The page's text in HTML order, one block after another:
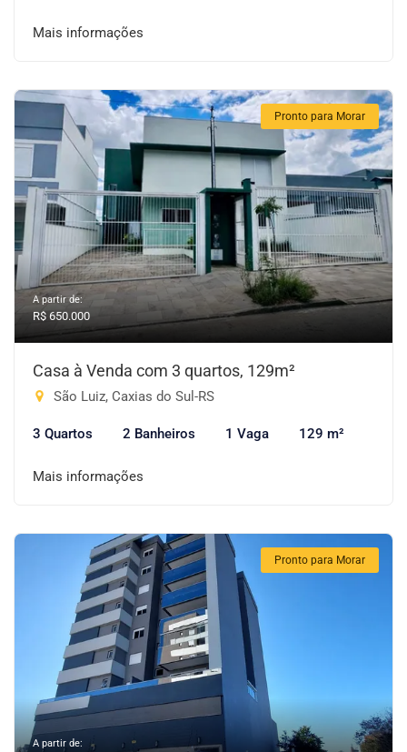
Mais informações
Pronto para Morar
A partir de:
R$ 650.000
Casa à Venda com 3 quartos, 129m²
São Luiz, Caxias do Sul-RS
3 Quartos 2 Banheiros 1 Vaga 129 m²
Mais informações
Pronto para Morar
A partir de: